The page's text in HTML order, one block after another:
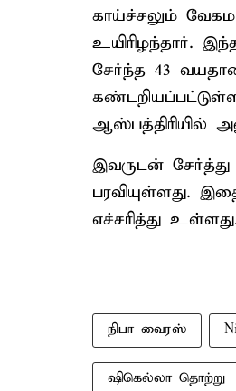
காய்ச்சலும்
உயிரிழந்தார்.
சேர்ந்த 43
ஆஸ்பத்திரியில்
இவருடன்
பரவியுள்ளது.
எச்சரித்து
நிபா வைரஸ்
ஷிகெல்லா தொற்று